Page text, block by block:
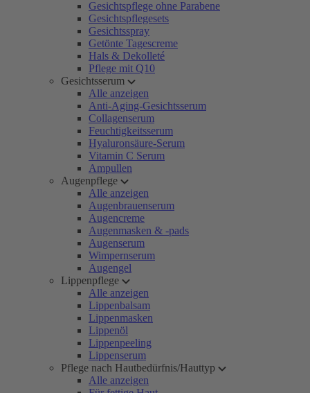
Gesichtspflege ohne Parabene
Gesichtspflegesets
Gesichtsspray
Getönte Tagescreme
Hals & Dekolleté
Pflege mit Q10
Gesichtsserum
Alle anzeigen
Anti-Aging-Gesichtsserum
Collagenserum
Feuchtigkeitsserum
Hyaluronsäure-Serum
Vitamin C Serum
Ampullen
Augenpflege
Alle anzeigen
Augenbrauenserum
Augencreme
Augenmasken & -pads
Augenserum
Wimpernserum
Augengel
Lippenpflege
Alle anzeigen
Lippenbalsam
Lippenmasken
Lippenöl
Lippenpeeling
Lippenserum
Pflege nach Hautbedürfnis/Hauttyp
Alle anzeigen